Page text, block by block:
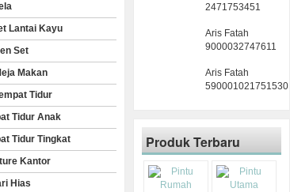
Lantai Kayu
Set
Makan
Tidur
Tidur Anak
Tidur Tingkat
Kantor
Hias
2471753451
Aris Fatah
9000032747611
Aris Fatah
590001021751530
Produk Terbaru